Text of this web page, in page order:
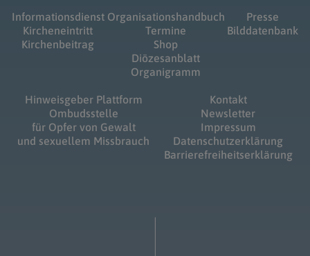
Informationsdienst
Kircheneintritt
Kirchenbeitrag
Organisationshandbuch
Termine
Shop
Diözesanblatt
Organigramm
Presse
Bilddatenbank
Hinweisgeber Plattform
Ombudsstelle
für Opfer von Gewalt
und sexuellem Missbrauch
Kontakt
Newsletter
Impressum
Datenschutzerklärung
Barrierefreiheitserklärung